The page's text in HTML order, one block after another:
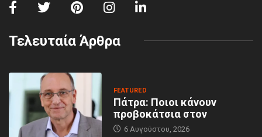
Τελευταία Άρθρα
FEATURED
Πάτρα: Ποιοι κάνουν
προβοκάτσια στον
6 Αυγούστου, 2026